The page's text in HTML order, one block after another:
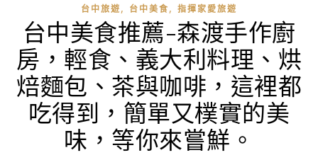
台中旅遊, 台中美食, 指揮家愛旅遊
台中美食推薦-森渡手作廚
房，輕食、義大利料理、烘
焙麵包、茶與咖啡，這裡都
吃得到，簡單又樸實的美
味，等你來嘗鮮。